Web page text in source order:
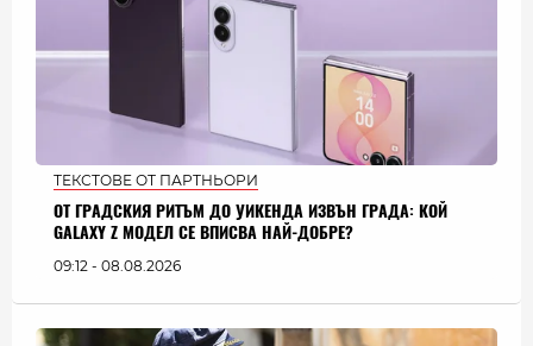
ТЕКСТОВЕ ОТ ПАРТНЬОРИ
ОТ ГРАДСКИЯ РИТЪМ ДО УИКЕНДА ИЗВЪН ГРАДА: КОЙ
GALAXY Z МОДЕЛ СЕ ВПИСВА НАЙ-ДОБРЕ?
09:12 - 08.08.2026